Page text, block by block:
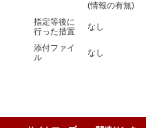
(情報の有無)
指定等後に
行った措置
なし
添付ファイ
ル
なし